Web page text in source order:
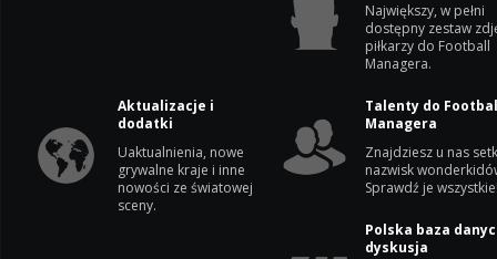
Największy, w pełni
dostępny zestaw
piłkarzy do Football
Managera.
Aktualizacje i
dodatki
Uaktualnienia, nowe
grywalne kraje i inne
nowości ze światowej
sceny.
Talenty do
Managera
Znajdziesz u nas
nazwisk
Sprawdź je
Polska baza
dyskusja